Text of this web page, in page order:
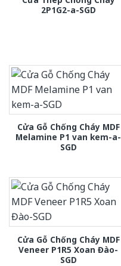
2P1G2-a-SGD
Cửa Gỗ Chống Cháy MDF
Melamine P1 van kem-a-
SGD
Cửa Gỗ Chống Cháy MDF
Veneer P1R5 Xoan Đào-
SGD